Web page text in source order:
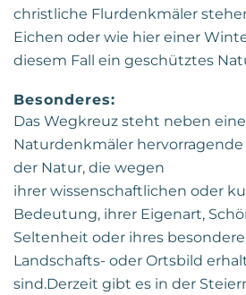
christliche Flurdenkmäler
Eichen oder wie hier einer
diesem Fall ein geschütztes
Besonderes:
Das Wegkreuz steht neben
Naturdenkmäler
der Natur, die wegen
ihrer wissenschaftlichen oder
Bedeutung, ihrer Eigenart,
Seltenheit oder ihres
Landschafts- oder Ortsbild
sind.Derzeit gibt es in der